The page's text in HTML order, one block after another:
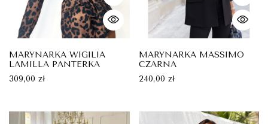
MARYNARKA WIGILIA
LAMILLA PANTERKA
309,00 zł
MARYNARKA MASSIMO
CZARNA
240,00 zł